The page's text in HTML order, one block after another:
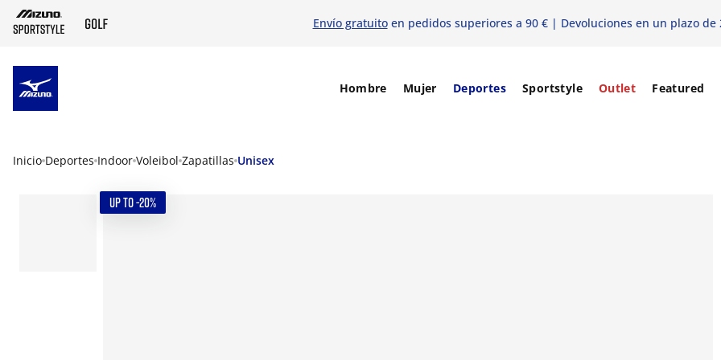
Envío gratuitoen pedidos superiores a 90 € | Devoluciones en un plazo de
Hombre Mujer Deportes Sportstyle Outlet Featured
Inicio Deportes Indoor Voleibol Zapatillas Unisex
UP TO -20%